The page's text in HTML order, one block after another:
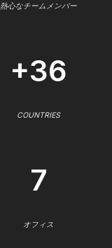
熱心なチームメンバー
+36
COUNTRIES
7
オフィス